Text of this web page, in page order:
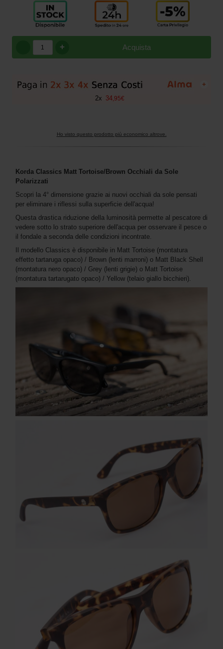
Acquista
+
+
2x 34 95€
Ho visto questo prodotto più economico altrove.
Korda Classics Matt Tortoise/Brown Occhiali da Sole
Polarizzati
Scopri la 4° dimensione grazie ai nuovi occhiali da sole pensati
per eliminare i riflessi sulla superficie dell'acqua!
Questa drastica riduzione della luminosità permette al pescatore di
vedere sotto lo strato superiore dell'acqua per osservare il pesce o
il fondale a seconda delle condizioni incontrate.
Il modello Classics è disponibile in Matt Tortoise (montatura
effetto tartaruga opaco) / Brown (lenti marroni) o Matt Black Shell
(montatura nero opaco) / Grey (lenti grigie) o Matt Tortoise
(montatura tartarugato opaco) / Yellow (telaio giallo bicchieri).